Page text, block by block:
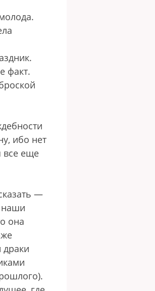
факт.
ибо нет
все еще
—
наши
она
драки